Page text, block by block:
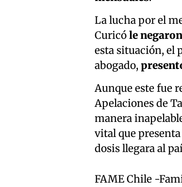
La lucha por el
Curicóle
esta situación, el
abogado,
Aunque este fue
Apelaciones de
manera
vital que
dosis llegara al
FAME Chile -